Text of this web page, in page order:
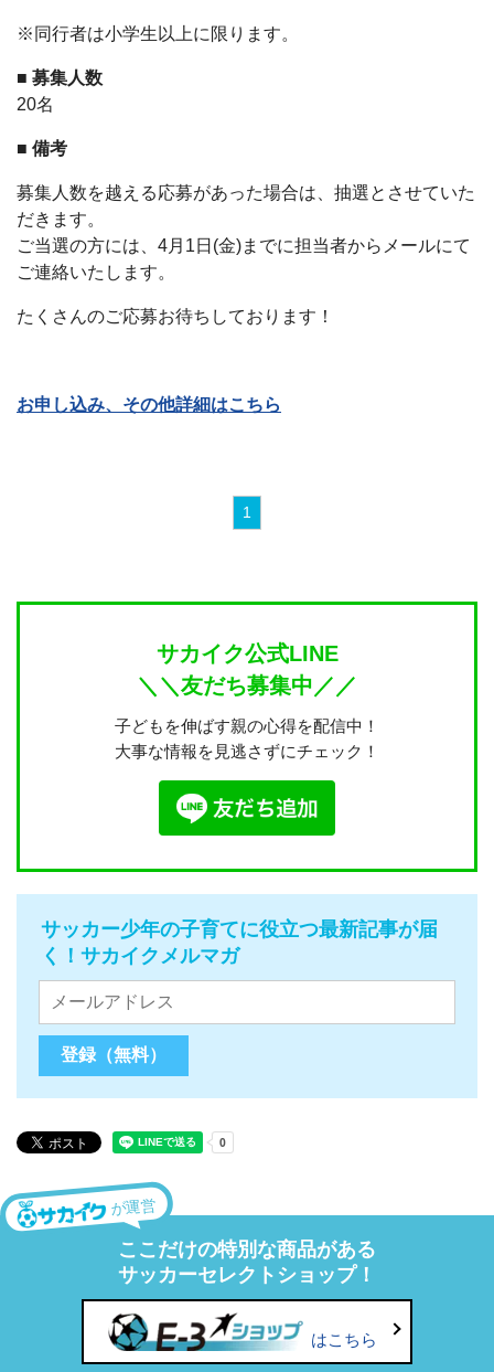
※同行者は小学生以上に限ります。
■ 募集人数
20名
■ 備考
募集人数を越える応募があった場合は、抽選とさせていた
だきます。
ご当選の方には、4月1日(金)までに担当者からメールにて
ご連絡いたします。
たくさんのご応募お待ちしております！
お申し込み、その他詳細はこちら
1
サカイク公式LINE
＼＼友だち募集中／／
子どもを伸ばす親の心得を配信中！
大事な情報を見逃さずにチェック！
サッカー少年の子育てに役立つ最新記事が届
く！サカイクメルマガ
が運営
ここだけの特別な商品がある
サッカーセレクトショップ！
はこちら